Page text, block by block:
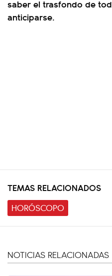
saber el trasfondo de
anticiparse.
TEMAS RELACIONADOS
HORÓSCOPO
NOTICIAS RELACIONADAS